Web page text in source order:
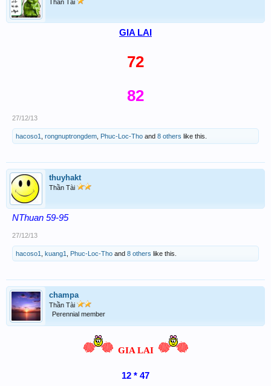
Thần Tài
GIA LAI
72
82
27/12/13
hacoso1 rongnuptrongdem Phuc-Loc-Tho and 8 others like this.
thuyhakt
Thần Tài
NThuan 59-95
27/12/13
hacoso1 kuang1 Phuc-Loc-Tho and 8 others like this.
champa
Thần Tài
Perennial member
GIA LAI
12 * 47